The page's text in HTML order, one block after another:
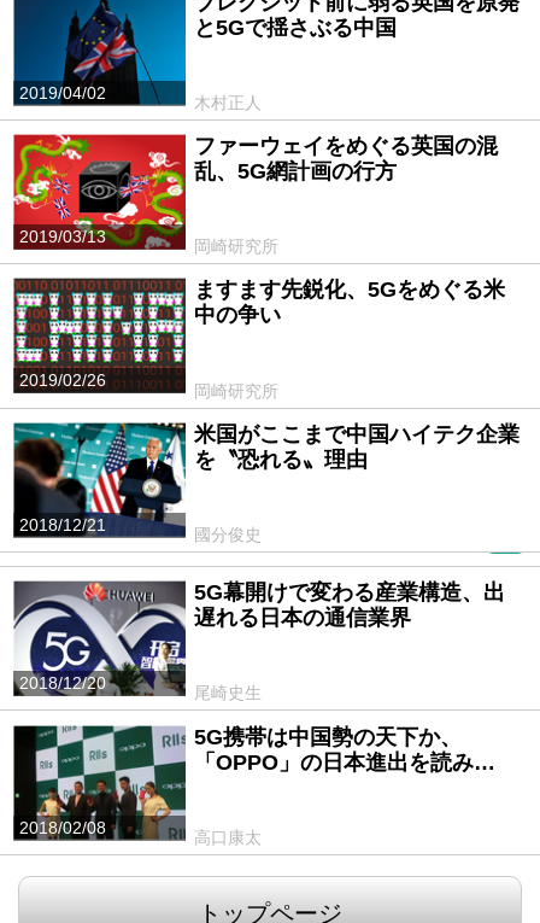
2019/04/02
と5Gで揺さぶる中国
木村正人
2019/03/13
ファーウェイをめぐる英国の混
乱、5G網計画の行方
岡崎研究所
2019/02/26
ますます先鋭化、5Gをめぐる米
中の争い
岡崎研究所
2018/12/21
米国がここまで中国ハイテク企業
を〝恐れる〟理由
國分俊史
2018/12/20
5G幕開けで変わる産業構造、出
遅れる日本の通信業界
尾崎史生
2018/02/08
5G携帯は中国勢の天下か、
「OPPO」の日本進出を読み…
高口康太
トップページ